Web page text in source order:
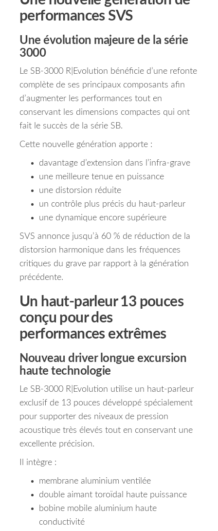
performances SVS
Une évolution majeure de la série
3000
Le SB-3000 R|Evolution bénéficie d’une refonte
complète de ses principaux composants afin
d’augmenter les performances tout en
conservant les dimensions compactes qui ont
fait le succès de la série SB.
Cette nouvelle génération apporte :
davantage d’extension dans l’infra-grave
une meilleure tenue en puissance
une distorsion réduite
un contrôle plus précis du haut-parleur
une dynamique encore supérieure
SVS annonce jusqu’à 60 % de réduction de la
distorsion harmonique dans les fréquences
critiques du grave par rapport à la génération
précédente.
Un haut-parleur 13 pouces
conçu pour des
performances extrêmes
Nouveau driver longue excursion
haute technologie
Le SB-3000 R|Evolution utilise un haut-parleur
exclusif de 13 pouces développé spécialement
pour supporter des niveaux de pression
acoustique très élevés tout en conservant une
excellente précision.
Il intègre :
membrane aluminium ventilée
double aimant toroïdal haute puissance
bobine mobile aluminium haute
conductivité